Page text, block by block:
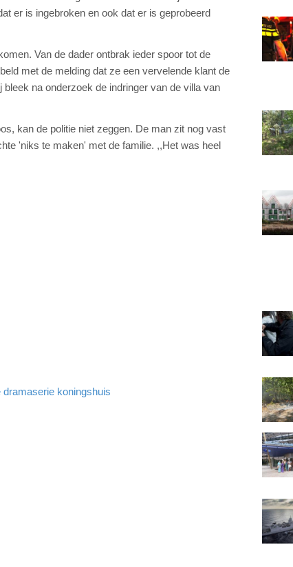
er is ingebroken en ook dat er is geprobeerd
Van de dader ontbrak ieder spoor tot de
met de melding dat ze een vervelende klant de
na onderzoek de indringer van de villa van
kan de politie niet zeggen. De man zit nog vast
'niks te maken' met de familie. ,,Het was heel
koningshuis